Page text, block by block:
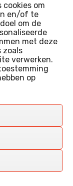
om
en/of te
om de
met deze
zoals
verwerken.
op
ik zoveel
ik nu wel of
als hobby nog
coproducent
kunde én de